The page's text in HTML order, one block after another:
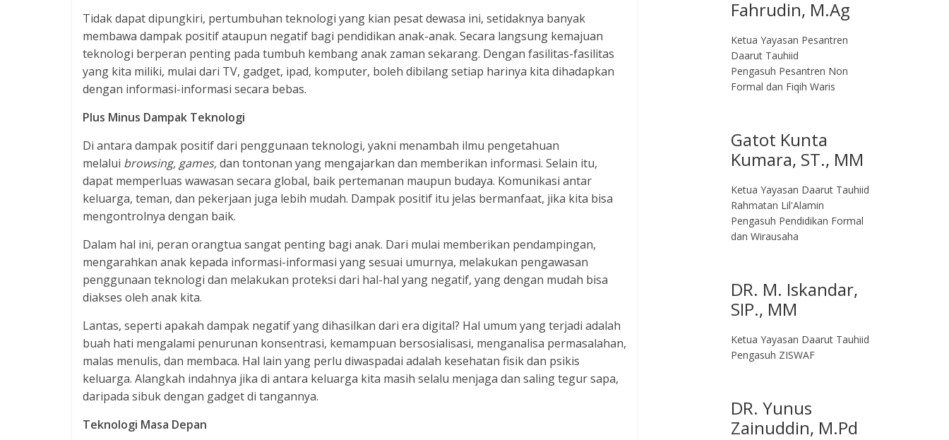
Tidak dapat dipungkiri, pertumbuhan teknologi yang kian pesat dewasa ini, setidaknya banyak
membawa dampak positif ataupun negatif bagi pendidikan anak-anak. Secara langsung kemajuan
teknologi berperan penting pada tumbuh kembang anak zaman sekarang. Dengan fasilitas-fasilitas
yang kita miliki, mulai dari TV, gadget, ipad, komputer, boleh dibilang setiap harinya kita dihadapkan
dengan informasi-informasi secara bebas.
Plus Minus Dampak Teknologi
Di antara dampak positif dari penggunaan teknologi, yakni menambah ilmu pengetahuan
melalui browsing, games,dan tontonan yang mengajarkan dan memberikan informasi. Selain itu,
dapat memperluas wawasan secara global, baik pertemanan maupun budaya. Komunikasi antar
keluarga, teman, dan pekerjaan juga lebih mudah. Dampak positif itu jelas bermanfaat, jika kita bisa
mengontrolnya dengan baik.
Dalam hal ini, peran orangtua sangat penting bagi anak. Dari mulai memberikan pendampingan,
mengarahkan anak kepada informasi-informasi yang sesuai umurnya, melakukan pengawasan
penggunaan teknologi dan melakukan proteksi dari hal-hal yang negatif, yang dengan mudah bisa
diakses oleh anak kita.
Lantas, seperti apakah dampak negatif yang dihasilkan dari era digital? Hal umum yang terjadi adalah
buah hati mengalami penurunan konsentrasi, kemampuan bersosialisasi, menganalisa permasalahan,
malas menulis, dan membaca. Hal lain yang perlu diwaspadai adalah kesehatan fisik dan psikis
keluarga. Alangkah indahnya jika di antara keluarga kita masih selalu menjaga dan saling tegur sapa,
daripada sibuk dengan gadget di tangannya.
Teknologi Masa Depan
Fahrudin, M.Ag​
Ketua Yayasan Pesantren
Daarut Tauhiid
Pengasuh Pesantren Non
Formal dan Fiqih Waris
Gatot Kunta
Kumara, ST., MM
Ketua Yayasan Daarut Tauhiid
Rahmatan Lil'Alamin
Pengasuh Pendidikan Formal
dan Wirausaha
DR. M. Iskandar,
SIP., MM
Ketua Yayasan Daarut Tauhiid
Pengasuh ZISWAF
DR. Yunus
Zainuddin, M.Pd